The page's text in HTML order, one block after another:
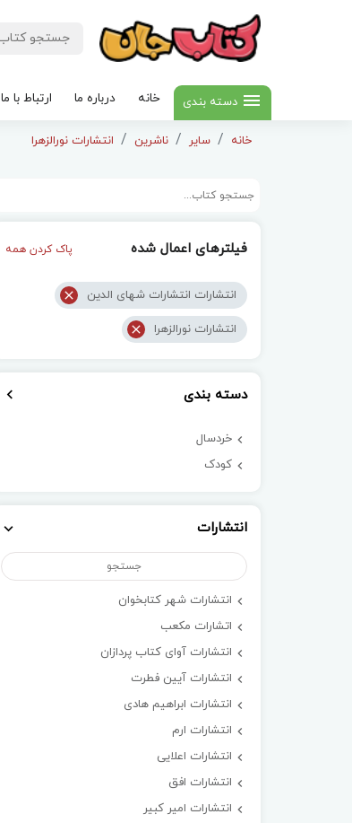
دسته بندی خانه درباره ما ارتباط با ما
خانه سایر ناشرین انتشارات نورالزهرا
فیلترهای اعمال شده پاک کردن همه
انتشارات انتشارات شهای الدین
انتشارات نورالزهرا
دسته بندی
خردسال
کودک
انتشارات
انتشارات شهر کتابخوان
اتشارات مکعب
انتشارات آوای کتاب پردازان
انتشارات آیین فطرت
انتشارات ابراهیم هادی
انتشارات ارم
انتشارات اعلایی
انتشارات افق
انتشارات امیر کبیر